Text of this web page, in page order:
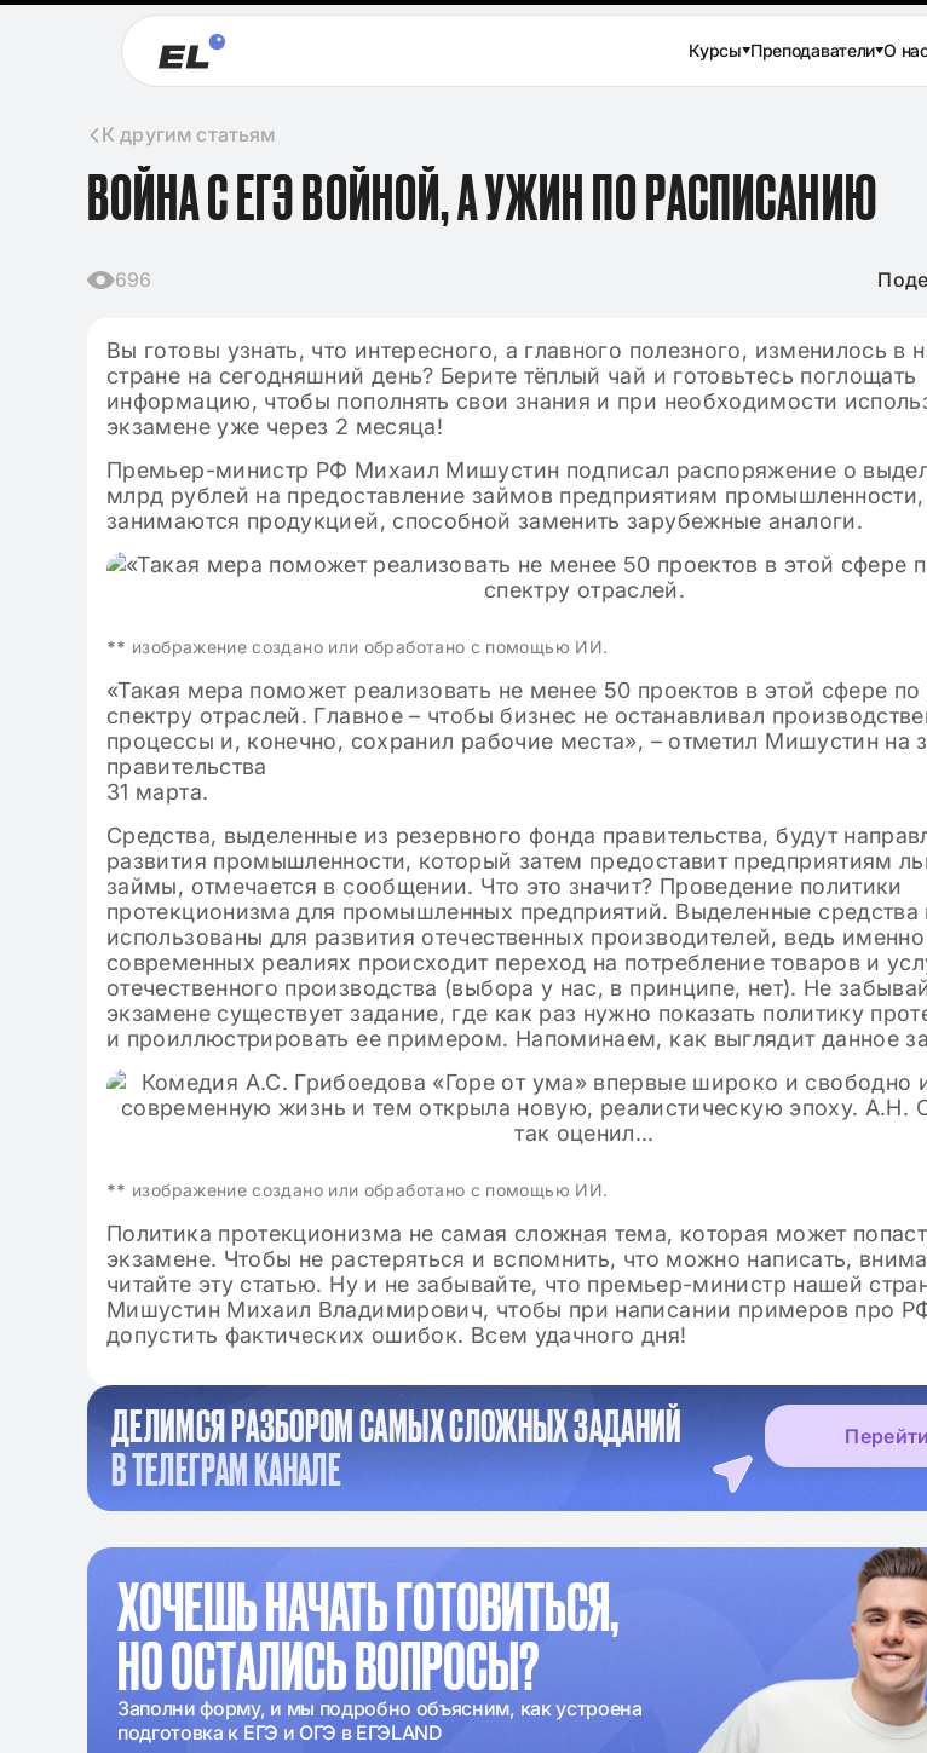
Курсы Преподаватели О
К другим статьям
ВОЙНА С ЕГЭ ВОЙНОЙ, А УЖИН ПО РАСПИСАНИЮ
696
Вы готовы узнать, что интересного, а главного полезного, изменилось в
стране на сегодняшний день? Берите тёплый чай и готовьтесь поглощать
информацию, чтобы пополнять свои знания и при необходимости
экзамене уже через 2 месяца!
Премьер-министр РФ Михаил Мишустин подписал распоряжение о
млрд рублей на предоставление займов предприятиям
занимаются продукцией, способной заменить зарубежные аналоги.
** изображение создано или обработано с помощью ИИ.
«Такая мера поможет реализовать не менее 50 проектов в этой сфере
спектру отраслей. Главное – чтобы бизнес не останавливал
процессы и, конечно, сохранил рабочие места», – отметил Мишустин на
правительства
31 марта.
Средства, выделенные из резервного фонда правительства, будут
развития промышленности, который затем предоставит предприятиям
займы, отмечается в сообщении. Что это значит? Проведение политики
протекционизма для промышленных предприятий. Выделенные средства
использованы для развития отечественных производителей, ведь именно
современных реалиях происходит переход на потребление товаров и
отечественного производства (выбора у нас, в принципе, нет). Не
экзамене существует задание, где как раз нужно показать политику
и проиллюстрировать ее примером. Напоминаем, как выглядит данное
** изображение создано или обработано с помощью ИИ.
Политика протекционизма не самая сложная тема, которая может
экзамене. Чтобы не растеряться и вспомнить, что можно написать,
читайте эту статью. Ну и не забывайте, что премьер-министр нашей
Мишустин Михаил Владимирович, чтобы при написании примеров про
допустить фактических ошибок. Всем удачного дня!
ДЕЛИМСЯ РАЗБОРОМ САМЫХ СЛОЖНЫХ ЗАДАНИЙ
В ТЕЛЕГРАМ КАНАЛЕ
ХОЧЕШЬ НАЧАТЬ ГОТОВИТЬСЯ,
НО ОСТАЛИСЬ ВОПРОСЫ?
Заполни форму, и мы подробно объясним, как устроена
подготовка к ЕГЭ и ОГЭ в ЕГЭLAND